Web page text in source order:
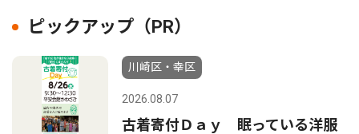
ピックアップ（PR）
川崎区・幸区
2026.08.07
古着寄付Ｄａｙ 眠っている洋服